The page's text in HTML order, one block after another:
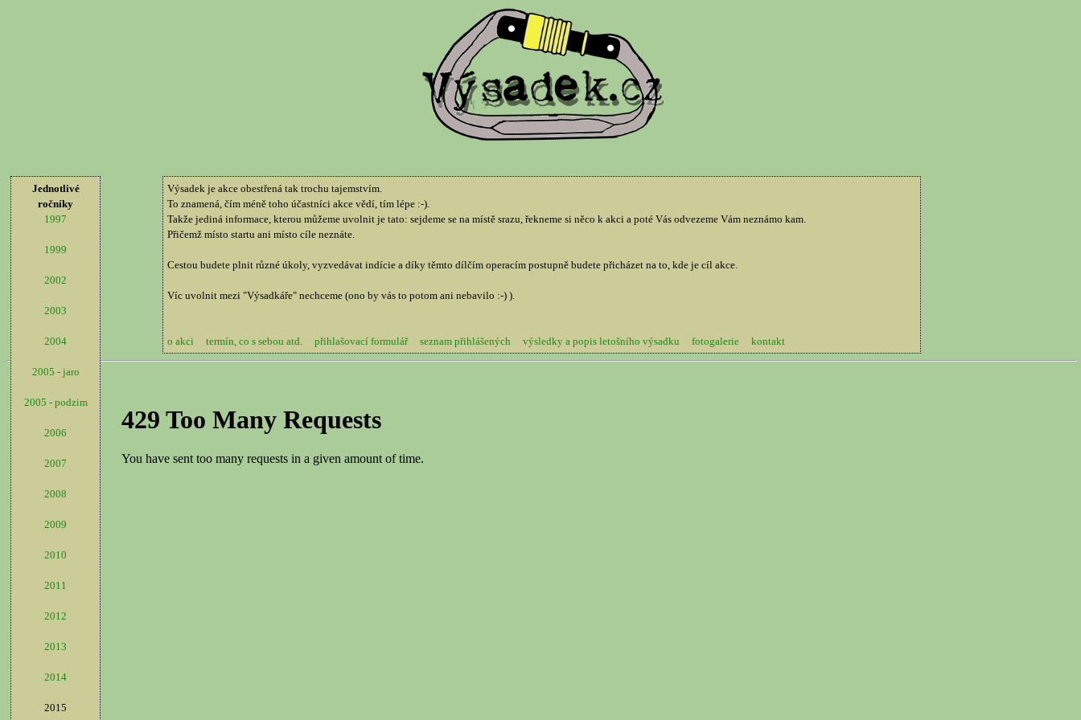
Jednotlivé
ročníky
1997
1999
2002
2003
2004
2005 - jaro
2005 - podzim
2006
2007
2008
2009
2010
2011
2012
2013
2014
2015
Výsadek je akce obestřená tak trochu tajemstvím.
To znamená, čím méně toho účastníci akce vědí, tím lépe :-).
Takže jediná informace, kterou můžeme uvolnit je tato: sejdeme se na místě srazu, řekneme si něco k akci a poté Vás odvezeme Vám neznámo kam.
Přičemž místo startu ani místo cíle neznáte.
Cestou budete plnit různé úkoly, vyzvedávat indície a díky těmto dílčím operacím postupně budete přicházet na to, kde je cíl akce.
Víc uvolnit mezi "Výsadkáře" nechceme (ono by vás to potom ani nebavilo :-) ).
o akci termín, co s sebou atd. přihlašovací formulář seznam přihlášených výsledky a popis letošního výsadku fotogalerie kontakt